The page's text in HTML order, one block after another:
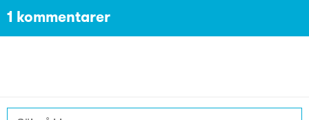
1 kommentarer